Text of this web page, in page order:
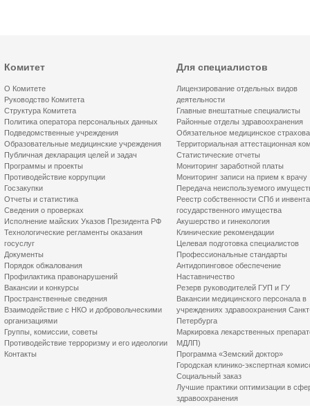
Комитет
О Комитете
Руководство Комитета
Структура Комитета
Политика оператора персональных данных
Подведомственные учреждения
Образовательные медицинские учреждения
Публичная декларация целей и задач
Программы и проекты
Противодействие коррупции
Госзакупки
Отчеты и статистика
Сведения о проверках
Исполнение майских Указов Президента РФ
Технологические регламенты оказания
госуслуг
Документы
Порядок обжалования
Профилактика правонарушений
Вакансии и конкурсы
Пространственные сведения
Взаимодействие с НКО и добровольческими
организациями
Группы, комиссии, советы
Противодействие терроризму и его идеологии
Контакты
Для специалистов
Лицензирование отдельных видов
деятельности
Главные внештатные специалисты
Районные отделы здравоохранения
Обязательное медицинское
Территориальная аттестационная
Статистические отчеты
Мониторинг заработной платы
Мониторинг записи на прием к врачу
Передача неиспользуемого
Реестр собственности СПб и
государственного имущества
Акушерство и гинекология
Клинические рекомендации
Целевая подготовка специалистов
Профессиональные стандарты
Антидопинговое обеспечение
Наставничество
Резерв руководителей ГУП и ГУ
Вакансии медицинского персонала в
учреждениях здравоохранения
Петербурга
Маркировка лекарственных
МДЛП)
Программа «Земский доктор»
Городская клинико-экспертная
Социальный заказ
Лучшие практики оптимизации в
здравоохранения